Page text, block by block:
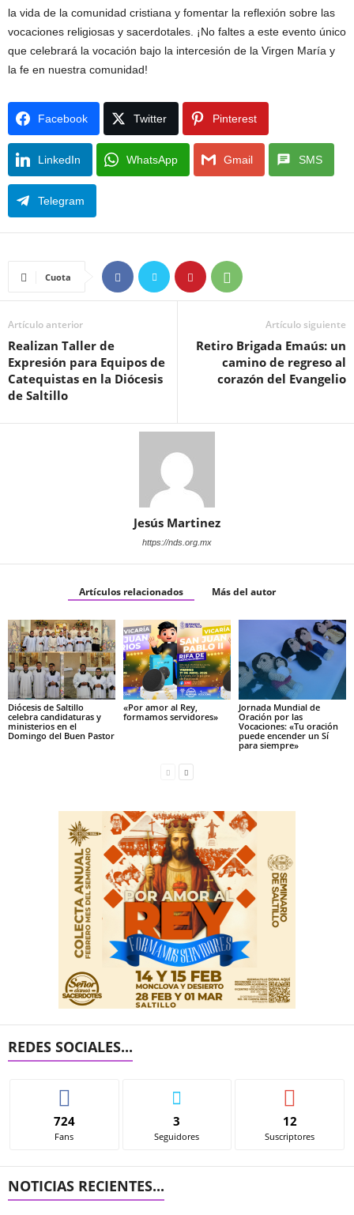
la vida de la comunidad cristiana y fomentar la reflexión sobre las
vocaciones religiosas y sacerdotales. ¡No faltes a este evento único
que celebrará la vocación bajo la intercesión de la Virgen María y
la fe en nuestra comunidad!
Facebook Twitter Pinterest
LinkedIn WhatsApp Gmail SMS
Telegram
Cuota
Artículo anterior
Realizan Taller de
Expresión para Equipos de
Catequistas en la Diócesis
de Saltillo
Artículo siguiente
Retiro Brigada Emaús: un
camino de regreso al
corazón del Evangelio
Jesús Martinez
https://nds.org.mx
Artículos relacionados Más del autor
Diócesis de Saltillo
celebra candidaturas y
ministerios en el
Domingo del Buen Pastor
«Por amor al Rey,
formamos servidores»
Jornada Mundial de
Oración por las
Vocaciones: «Tu oración
puede encender un Sí
para siempre»
REDES SOCIALES...
724
Fans
3
Seguidores
12
Suscriptores
NOTICIAS RECIENTES...